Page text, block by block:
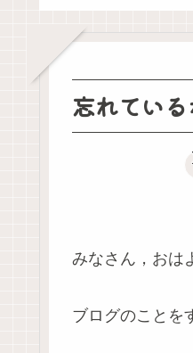
忘れてい
みなさん，おは
ブログのことを